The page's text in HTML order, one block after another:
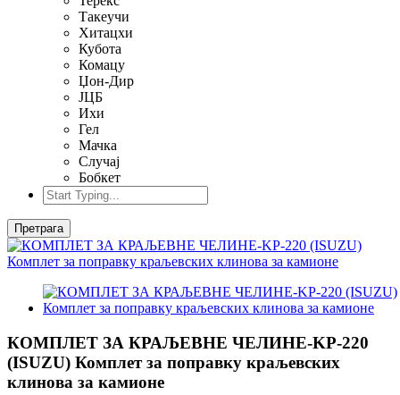
Такеучи
Хитацхи
Кубота
Комацу
Џон-Дир
ЈЦБ
Ихи
Гел
Мачка
Случај
Бобкет
Претрага
КОМПЛЕТ ЗА КРАЉЕВНЕ ЧЕЛИНЕ-KP-220
(ISUZU) Комплет за поправку краљевских
клинова за камионе